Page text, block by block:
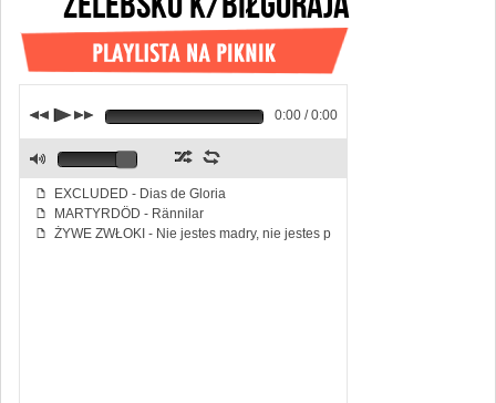
p
j k 0:00 / 0:00
f EXCLUDED - Dias de Gloria
f MARTYRDÖD - Rännilar
f ŻYWE ZWŁOKI - Nie jestes madry, nie jestes piekny
M z l